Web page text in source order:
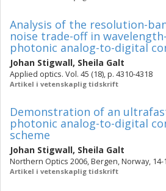
Analysis of the resolution-
noise trade-off in
photonic analog-to-digital
Johan Stigwall, Sheila Galt
Applied optics. Vol. 45 (18), p. 4310-4318
Artikel i vetenskaplig tidskrift
Demonstration of an
photonic analog-to-digital
scheme
Johan Stigwall, Sheila Galt
Northern Optics 2006, Bergen, Norway, 14-
Artikel i vetenskaplig tidskrift